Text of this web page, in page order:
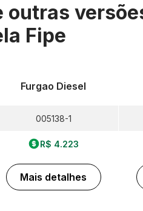
outras
Fipe
Furgao Diesel
005138-1
R$ 4.223
Mais detalhes